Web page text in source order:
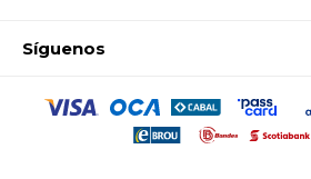
Síguenos